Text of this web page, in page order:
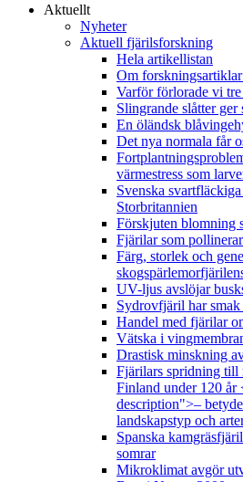
Aktuellt
Nyheter
Aktuell fjärilsforskning
Hela artikellistan
Om
Varför förlorade vi
Slingrande slåtter ger
En öländsk
Det nya normala får
värmestress som
Svenska
Storbritannien
Förskjuten blomning
Fjärilar som
Färg, storlek och
UV-ljus avslöjar
Sydrovfjäril har
Handel med fjärilar
Vätska i
Drastisk minskning
Fjärilars spridning till
Finland under 120 år
description">–
landskapstyp och
Spanska
somrar
Mikroklimat avgör